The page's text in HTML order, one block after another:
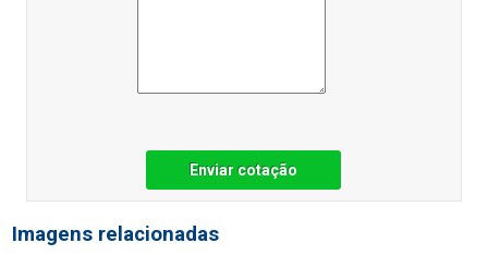
Enviar cotação
Imagens relacionadas